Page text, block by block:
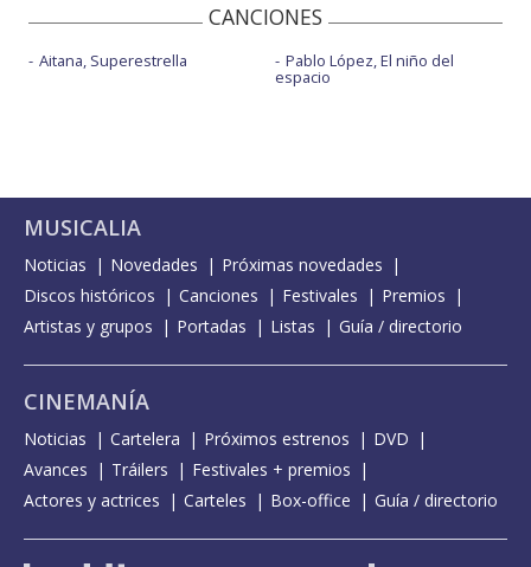
CANCIONES
Aitana, Superestrella Pablo López, El niño del
espacio
MUSICALIA
Noticias Novedades
Próximas novedades
Discos históricos
Canciones Festivales
Premios
Artistas y grupos
Portadas Listas Guía / directorio
CINEMANÍA
Noticias Cartelera Próximos estrenos
DVD
Avances
Tráilers
Festivales + premios
Actores y actrices
Carteles Box-office Guía / directorio